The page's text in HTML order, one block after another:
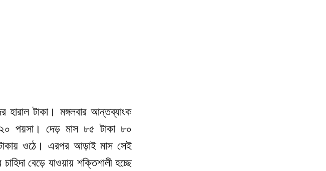
টাকা। মঙ্গলবার আন্তব্যাংক
২০ পয়সা। দেড় মাস ৮৫ টাকা ৮০
টাকায় ওঠে। এরপর আড়াই মাস সেই
বেড়ে যাওয়ায় শক্তিশালী হচ্ছে